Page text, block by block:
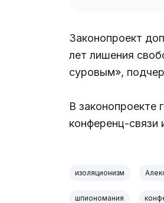
Законопроект
лет лишения
суровым»,
В законопроекте
конференц-связи
изоляционизм
шпиономания